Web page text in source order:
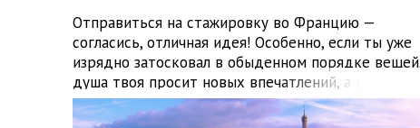
Отправиться на стажировку во Францию —
согласись, отличная идея! Особенно, если ты уже
изрядно затосковал в обыденном порядке
душа твоя просит новых впечатлений, а разум
твердит, что сейчас не время для отпуска. В
качестве первого шага к исполнению мечты